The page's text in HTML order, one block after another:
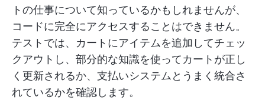
トの仕事について知っているかもしれませんが、
コードに完全にアクセスすることはできません。
テストでは、カートにアイテムを追加してチェッ
クアウトし、部分的な知識を使ってカートが正し
く更新されるか、支払いシステムとうまく統合さ
れているかを確認します。